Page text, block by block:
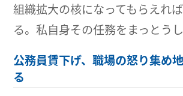
組織拡大の核になってもらえれ
る。私自身その任務をまっとうし
公務員賃下げ、職場の怒り集め
る